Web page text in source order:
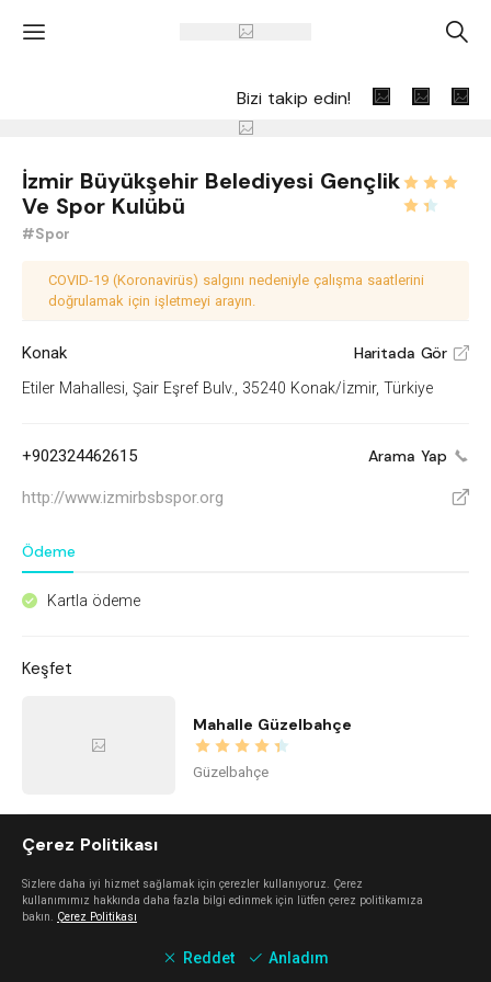
' A
Bizi takip edin!
İzmir Büyükşehir Belediyesi Gençlik
Ve Spor Kulübü
#Spor
COVID-19 (Koronavirüs) salgını nedeniyle çalışma saatlerini
doğrulamak için işletmeyi arayın.
Konak Haritada Gör V
Etiler Mahallesi, Şair Eşref Bulv., 35240 Konak/İzmir, Türkiye
+902324462615 Arama Yap
http://www.izmirbsbspor.org V
Ödeme
^ Kartla ödeme
Keşfet
Mahalle Güzelbahçe
Güzelbahçe
Balçova
imi ayayorgi
Çerez Politikası
Sizlere daha iyi hizmet sağlamak için çerezler kullanıyoruz. Çerez
kullanımımız hakkında daha fazla bilgi edinmek için lütfen çerez politikamıza
bakın. Çerez Politikası
Reddet Anladım